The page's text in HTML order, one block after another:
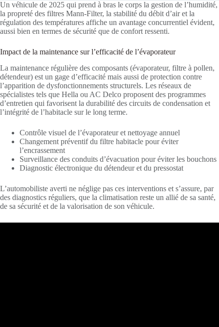
Un véhicule de 2025 qui prend à bras le corps la gestion de l’humidité,
la propreté des filtres Mann-Filter, la stabilité du débit d’air et la
régulation des températures affiche un avantage concurrentiel évident,
aussi bien en termes de sécurité que de confort ressenti.
Impact de la maintenance sur l’efficacité de l’évaporateur
La maintenance régulière des composants (évaporateur, filtre à pollen,
détendeur) est un gage d’efficacité mais aussi de protection contre
l’apparition de dysfonctionnements structurels. Les réseaux de
spécialistes tels que Hella ou AC Delco proposent des programmes
d’entretien qui favorisent la durabilité des circuits de condensation et
l’intégrité de l’habitacle sur le long terme.
Contrôle visuel de l’évaporateur et nettoyage annuel
Changement préventif du filtre habitacle pour éviter
l’encrassement
Surveillance des conduits d’évacuation pour éviter les bouchons
Diagnostic électronique du détendeur et du pressostat
L’automobiliste averti ne néglige pas ces interventions et s’assure, par
des diagnostics réguliers, que la climatisation reste un allié de sa santé,
de sa sécurité et de la valorisation de son véhicule.